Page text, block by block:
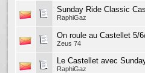
Sunday Ride Classic
RaphiGaz
On roule au Castellet 5/
Zeus 74
Le Castellet avec
RaphiGaz